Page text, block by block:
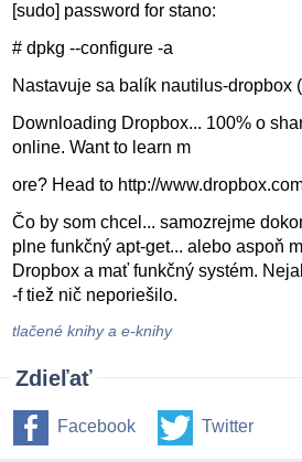
[sudo] password for stano:
# dpkg --configure -a
Nastavuje sa balík nautilus-dropbox
Downloading Dropbox... 100% o
online. Want to learn m
ore? Head to http://
Čo by som chcel... samozrejme
plne funkčný apt-get... alebo aspoň
Dropbox a mať funkčný systém.
-f tiež nič neporiešilo.
tlačené knihy a e-knihy
Zdieľať
Facebook Twitter